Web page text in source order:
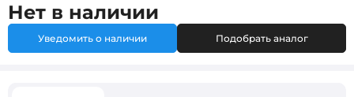
Нет в наличии
Уведомить о наличии Подобрать аналог